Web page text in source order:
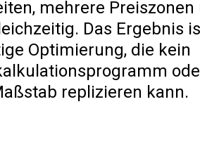
mehrere
Das Ergebnis
Optimierung, die kein
replizieren kann.